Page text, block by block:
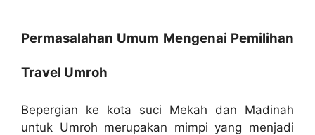
Permasalahan Umum Mengenai Pemilihan
Travel Umroh
Bepergian ke kota suci Mekah dan Madinah
untuk Umroh merupakan mimpi yang menjadi